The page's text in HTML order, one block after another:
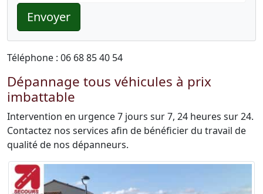
Envoyer
Téléphone : 06 68 85 40 54
Dépannage tous véhicules à prix
imbattable
Intervention en urgence 7 jours sur 7, 24 heures sur 24.
Contactez nos services afin de bénéficier du travail de
qualité de nos dépanneurs.